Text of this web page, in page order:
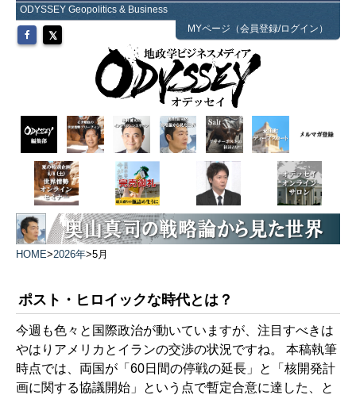
ODYSSEY Geopolitics & Business
MYページ（会員登録/ログイン）
HOME>2026年>5月
ポスト・ヒロイックな時代とは？
今週も色々と国際政治が動いていますが、注目すべきは
やはりアメリカとイランの交渉の状況ですね。 本稿執筆
時点では、両国が「60日間の停戦の延長」と「核開発計
画に関する協議開始」という点で暫定合意に達した、と